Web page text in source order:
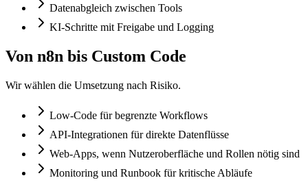
Datenabgleich zwischen Tools
KI-Schritte mit Freigabe und Logging
Von n8n bis Custom Code
Wir wählen die Umsetzung nach Risiko.
Low-Code für begrenzte Workflows
API-Integrationen für direkte Datenflüsse
Web-Apps, wenn Nutzeroberfläche und Rollen nötig sind
Monitoring und Runbook für kritische Abläufe